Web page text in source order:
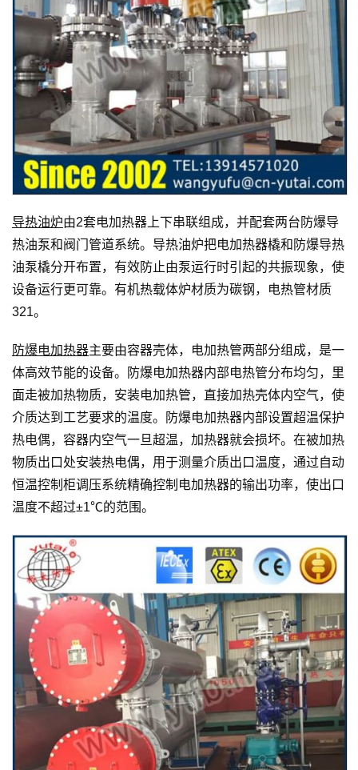
导热油炉由2套电加热器上下串联组成，并配套两台防爆导
热油泵和阀门管道系统。导热油炉把电加热器橇和防爆导热
油泵橇分开布置，有效防止由泵运行时引起的共振现象，使
设备运行更可靠。有机热载体炉材质为碳钢，电热管材质
321。
防爆电加热器主要由容器壳体，电加热管两部分组成，是一
体高效节能的设备。防爆电加热器内部电热管分布均匀，里
面走被加热物质，安装电加热管，直接加热壳体内空气，使
介质达到工艺要求的温度。防爆电加热器内部设置超温保护
热电偶，容器内空气一旦超温，加热器就会损坏。在被加热
物质出口处安装热电偶，用于测量介质出口温度，通过自动
恒温控制柜调压系统精确控制电加热器的输出功率，使出口
温度不超过±1℃的范围。